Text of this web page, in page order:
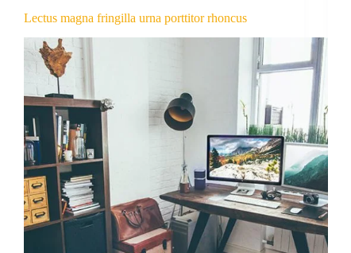
Lectus magna fringilla urna porttitor rhoncus